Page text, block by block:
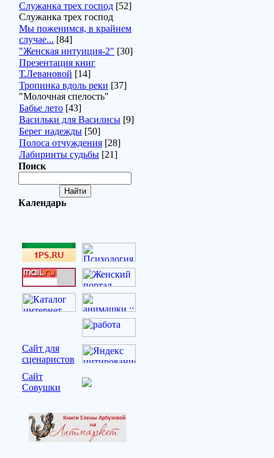
Служанка трех господ [52]
Служанка трех господ
Мы поженимся, в крайнем
случае... [84]
"Женская интуиция-2" [30]
Презентация книг
Т.Левановой [14]
Тропинка вдоль реки [37]
"Молочная спелость"
Бабье лето [43]
Васильки для Василисы [9]
Берег надежды [50]
Полоса отчуждения [28]
Лабиринты судьбы [21]
Поиск
Календарь
Сайт для
сценаристов
Сайт
Совушки